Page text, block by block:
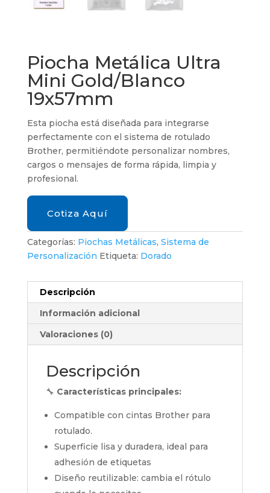
Piocha Metálica Ultra
Mini Gold/Blanco
19x57mm
Esta piocha está diseñada para integrarse
perfectamente con el sistema de rotulado
Brother, permitiéndote personalizar nombres,
cargos o mensajes de forma rápida, limpia y
profesional.
Cotiza Aquí
Categorías: Piochas Metálicas, Sistema de
Personalización Etiqueta: Dorado
Descripción
Información adicional
Valoraciones (0)
Descripción
🔧 Características principales:
Compatible con cintas Brother para
rotulado.
Superficie lisa y duradera, ideal para
adhesión de etiquetas
Diseño reutilizable: cambia el rótulo